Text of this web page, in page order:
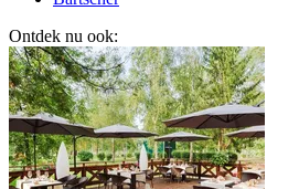
Ontdek nu ook: